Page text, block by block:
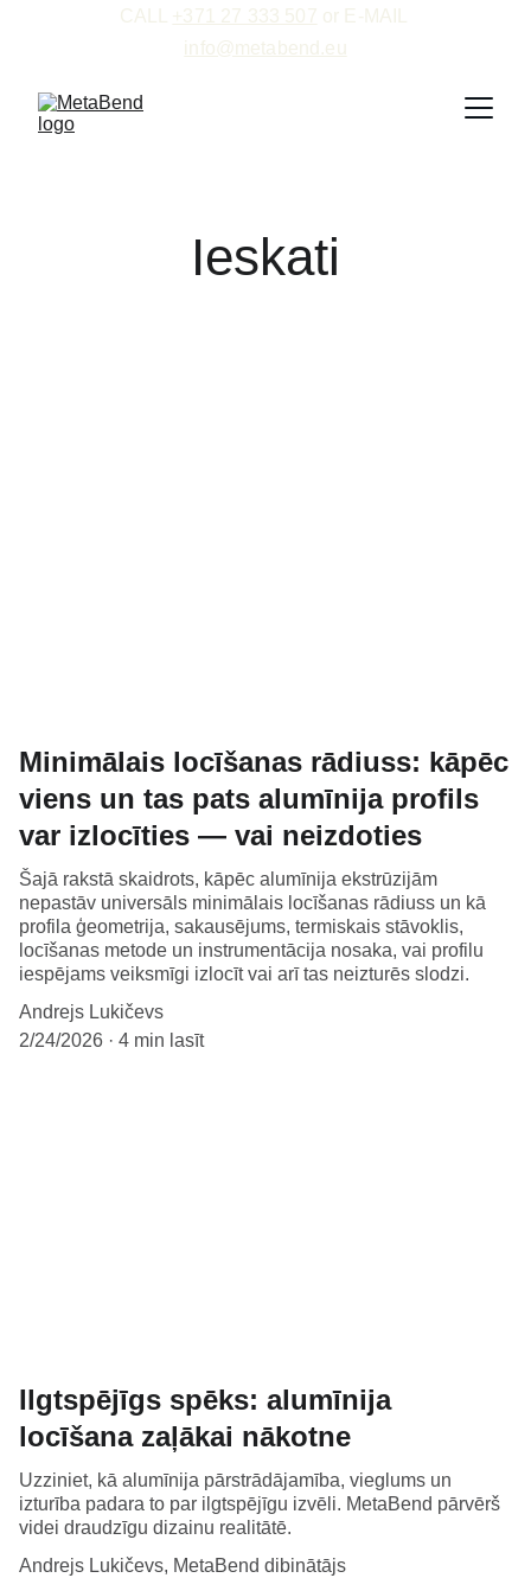
CALL +371 27 333 507 or E-MAIL
info@metabend.eu
Ieskati
Minimālais locīšanas rādiuss: kāpēc
viens un tas pats alumīnija profils
var izlocīties — vai neizdoties
Šajā rakstā skaidrots, kāpēc alumīnija ekstrūzijām
nepastāv universāls minimālais locīšanas rādiuss un kā
profila ģeometrija, sakausējums, termiskais stāvoklis,
locīšanas metode un instrumentācija nosaka, vai profilu
iespējams veiksmīgi izlocīt vai arī tas neizturēs slodzi.
Andrejs Lukičevs
2/24/2026
4 min lasīt
Ilgtspējīgs spēks: alumīnija
locīšana zaļākai nākotne
Uzziniet, kā alumīnija pārstrādājamība, vieglums un
izturība padara to par ilgtspējīgu izvēli. MetaBend pārvērš
videi draudzīgu dizainu realitātē.
Andrejs Lukičevs, MetaBend dibinātājs